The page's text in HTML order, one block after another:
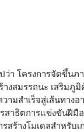
ว่า โครงการจัดขึ้นภ
างสมรรถนะ เสริมภู
ามสำเร็จสู่เส้นทาง
สาธิตการแข่งขันฝีมื
สร้างโมเดลสำหรับ